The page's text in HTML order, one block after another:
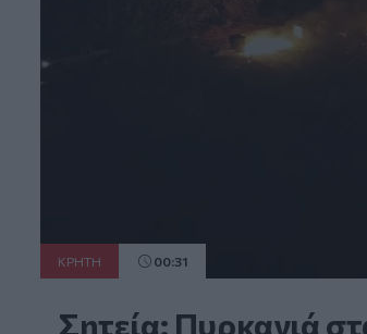
ΚΡΗΤΗ 00:31
Σητεία: Πυρκαγιά